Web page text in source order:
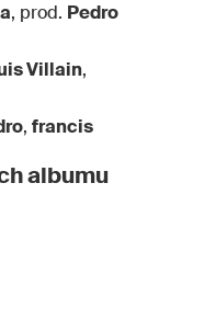
, prod. Pedro
Villain,
, francis
albumu